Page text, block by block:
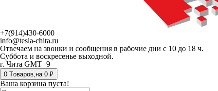
+7(914)430-6000
info@tesla-chita.ru
Отвечаем на звонки и сообщения в рабочие дни с 10 до 18 ч.
Суббота и воскресенье выходной.
г. Чита GMT+9
0 Tоваров,на 0 ₽
Ваша корзина пуста!